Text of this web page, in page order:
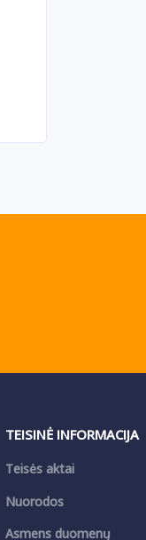
TEISINĖ INFORMACIJA
Teisės aktai
Nuorodos
Asmens duomenų